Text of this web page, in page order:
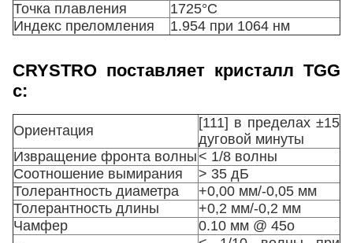
Точка плавления
1725°С
Индекс преломления
1.954 при 1064 нм
CRYSTRO поставляет кристалл TGG
с:
Ориентация
[111] в пределах ±15
дуговой минуты
Извращение фронта волны < 1/8 волны
Соотношение вымирания
> 35 дБ
Толерантность диаметра
+0,00 мм/-0,05 мм
Толерантность длины
+0,2 мм/-0,2 мм
Чамфер
0.10 мм @ 45o